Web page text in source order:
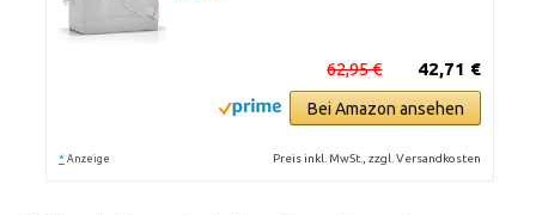
42,71 €
62,95 €
Bei Amazon ansehen
* Anzeige Preis inkl. MwSt., zzgl. Versandkosten